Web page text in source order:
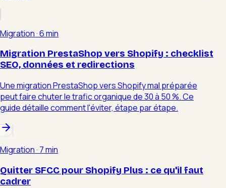
Migration·6 min
Migration PrestaShop vers Shopify : checklist
SEO, données et redirections
Une migration PrestaShop vers Shopify mal préparée
peut faire chuter le trafic organique de 30 à 50 %. Ce
guide détaille comment l'éviter, étape par étape.
Migration· 7 min
Quitter SFCC pour Shopify Plus : ce qu'il faut
cadrer